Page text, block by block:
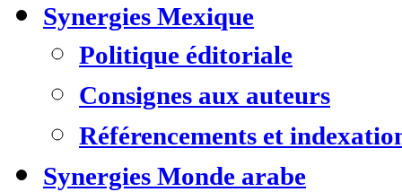
Synergies Mexique
Politique éditoriale
Consignes aux auteurs
Référencements et
Synergies Monde arabe